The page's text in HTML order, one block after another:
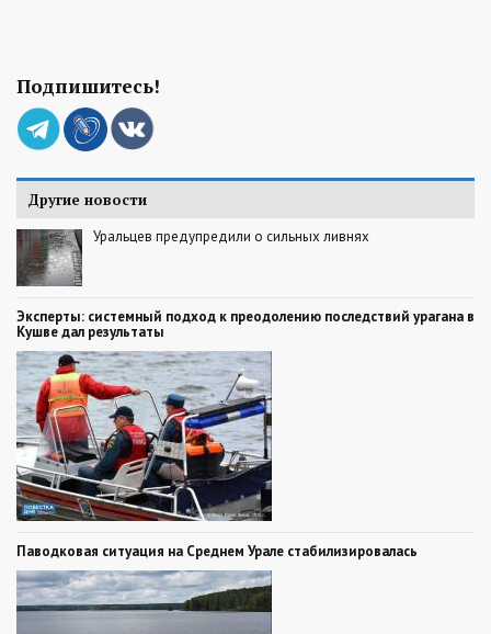
Подпишитесь!
Другие новости
Уральцев предупредили о сильных ливнях
Эксперты: системный подход к преодолению последствий урагана в
Кушве дал результаты
Паводковая ситуация на Среднем Урале стабилизировалась